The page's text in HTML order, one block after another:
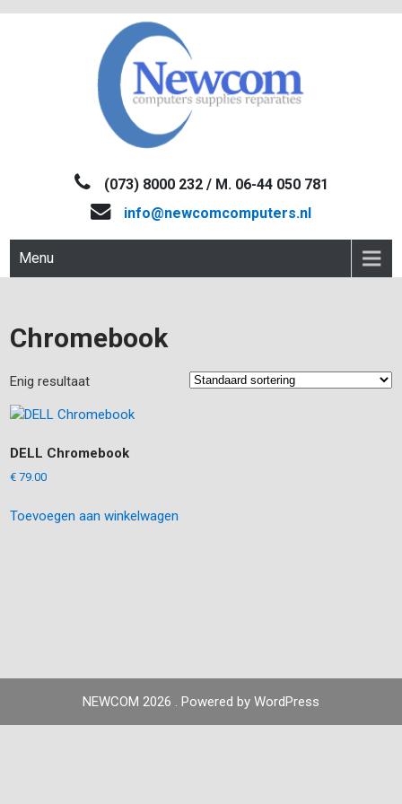
NEWCOM(073) 8000 232 / M. 06-44 050 781
info@newcomcomputers.nl
Menu
Chromebook
Enig resultaat
DELL Chromebook
€ 79.00
Toevoegen aan winkelwagen
NEWCOM 2026 . Powered by WordPress